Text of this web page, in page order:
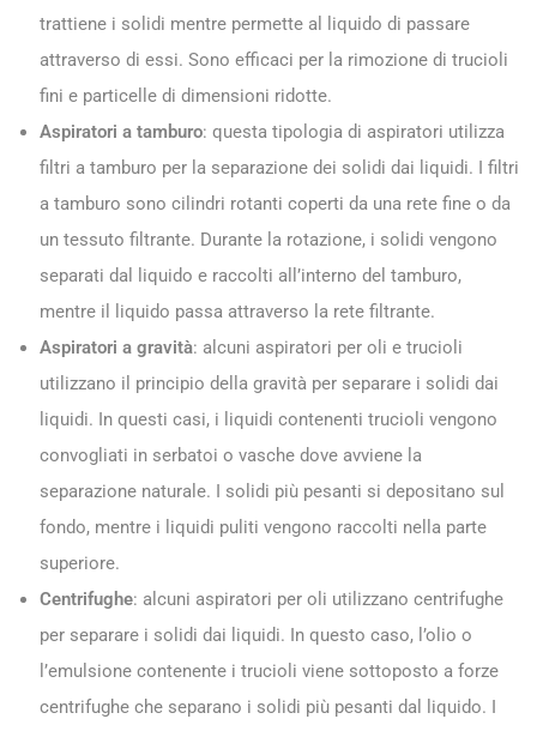
trattiene i solidi mentre permette al liquido di passare
attraverso di essi. Sono efficaci per la rimozione di trucioli
fini e particelle di dimensioni ridotte.
Aspiratori a tamburo: questa tipologia di aspiratori utilizza
filtri a tamburo per la separazione dei solidi dai liquidi. I filtri
a tamburo sono cilindri rotanti coperti da una rete fine o da
un tessuto filtrante. Durante la rotazione, i solidi vengono
separati dal liquido e raccolti all’interno del tamburo,
mentre il liquido passa attraverso la rete filtrante.
Aspiratori a gravità: alcuni aspiratori per oli e trucioli
utilizzano il principio della gravità per separare i solidi dai
liquidi. In questi casi, i liquidi contenenti trucioli vengono
convogliati in serbatoi o vasche dove avviene la
separazione naturale. I solidi più pesanti si depositano sul
fondo, mentre i liquidi puliti vengono raccolti nella parte
superiore.
Centrifughe: alcuni aspiratori per oli utilizzano centrifughe
per separare i solidi dai liquidi. In questo caso, l’olio o
l’emulsione contenente i trucioli viene sottoposto a forze
centrifughe che separano i solidi più pesanti dal liquido. I